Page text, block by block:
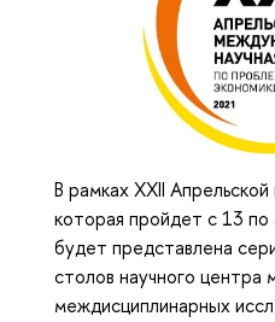
В рамках XXII
которая пройдет с 13
будет представлена
столов научного центра
междисциплинарных